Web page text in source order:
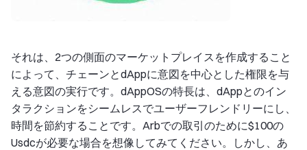
それは、2つの側面のマーケットプレイスを作成すること
によって、チェーンとdAppに意図を中心とした権限を与
える意図の実行です。dAppOSの特長は、dAppとのイン
タラクションをシームレスでユーザーフレンドリーにし、
時間を節約することです。Arbでの取引のために$100の
Usdcが必要な場合を想像してみてください。しかし、あ